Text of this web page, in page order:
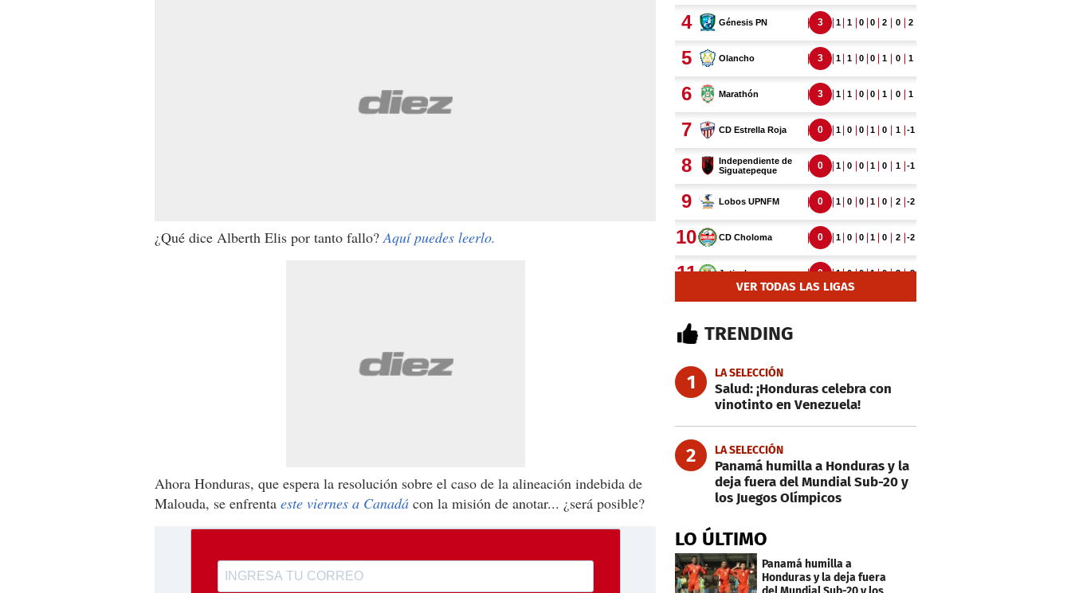
¿Qué dice Alberth Elis por tanto fallo? Aquí puedes leerlo.
Ahora Honduras, que espera la resolución sobre el caso de la alineación indebida de
Malouda, se enfrenta este viernes a Canadá con la misión de anotar... ¿será posible?
VER TODAS LAS LIGAS
TRENDING
1 LA SELECCIÓN
Salud: ¡Honduras celebra con
vinotinto en Venezuela!
2 LA SELECCIÓN
Panamá humilla a Honduras y la
deja fuera del Mundial Sub-20 y
los Juegos Olímpicos
LO ÚLTIMO
Panamá humilla a
Honduras y la deja fuera